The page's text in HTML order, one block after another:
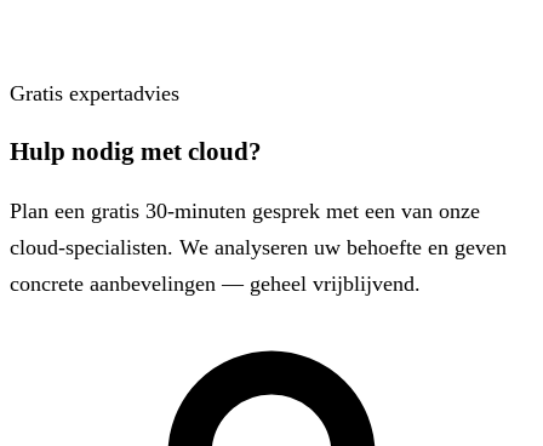
Gratis expertadvies
Hulp nodig met cloud?
Plan een gratis 30-minuten gesprek met een van onze
cloud-specialisten. We analyseren uw behoefte en geven
concrete aanbevelingen — geheel vrijblijvend.